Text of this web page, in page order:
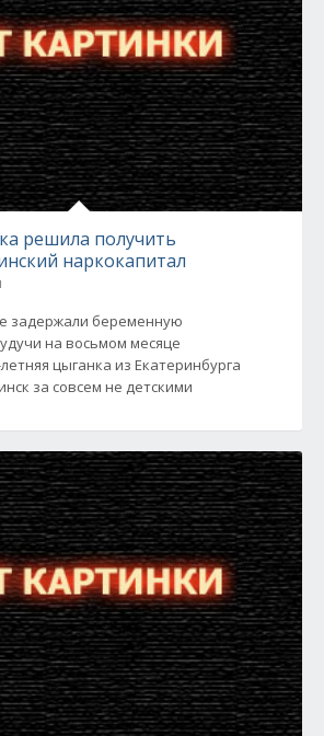
решила получить
наркокапитал
задержали беременную
на восьмом месяце
цыганка из Екатеринбурга
за совсем не детскими